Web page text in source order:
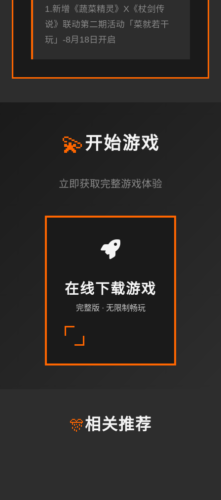
1.新增《蔬菜精灵》X《杖剑传
说》联动第二期活动「菜就若干
玩」-8月18日开启
💫开始游戏
立即获取完整游戏体验
在线下载游戏
完整版 · 无限制畅玩
🎊相关推荐